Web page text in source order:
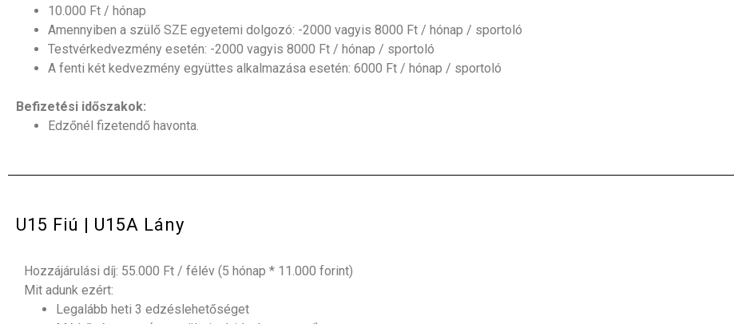
10.000 Ft / hónap
Amennyiben a szülő SZE egyetemi dolgozó: -2000 vagyis 8000 Ft / hónap / sportoló
Testvérkedvezmény esetén: -2000 vagyis 8000 Ft / hónap / sportoló
A fenti két kedvezmény együttes alkalmazása esetén: 6000 Ft / hónap / sportoló
Befizetési időszakok:
Edzőnél fizetendő havonta.
U15 Fiú | U15A Lány
Hozzájárulási díj: 55.000 Ft / félév (5 hónap * 11.000 forint)
Mit adunk ezért:
Legalább heti 3 edzéslehetőséget